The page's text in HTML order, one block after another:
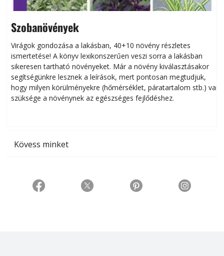
Szobanövények
Virágok gondozása a lakásban, 40+10 növény részletes
ismertetése! A könyv lexikonszerűen veszi sorra a lakásban
sikeresen tart­ha­tó növényeket. Már a növény kiválasztásakor
segítségünkre lesznek a leírások, mert pontosan megtudjuk,
hogy milyen körülményekre (hőmérséklet, páratartalom stb.) van
szüksége a növénynek az egészséges fejlődéshez.
Kövess minket